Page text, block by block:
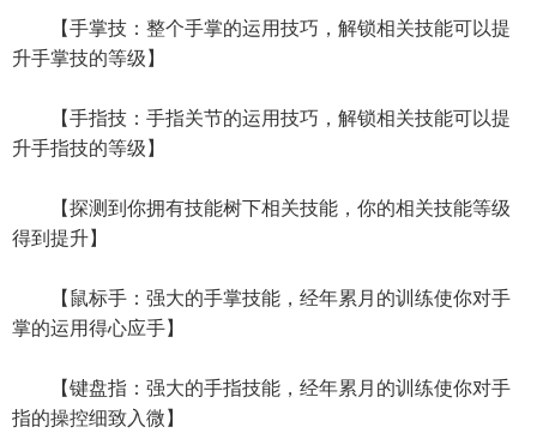
【手掌技：整个手掌的运用技巧，解锁相关技能可以提
升手掌技的等级】
【手指技：手指关节的运用技巧，解锁相关技能可以提
升手指技的等级】
【探测到你拥有技能树下相关技能，你的相关技能等级
得到提升】
【鼠标手：强大的手掌技能，经年累月的训练使你对手
掌的运用得心应手】
【键盘指：强大的手指技能，经年累月的训练使你对手
指的操控细致入微】